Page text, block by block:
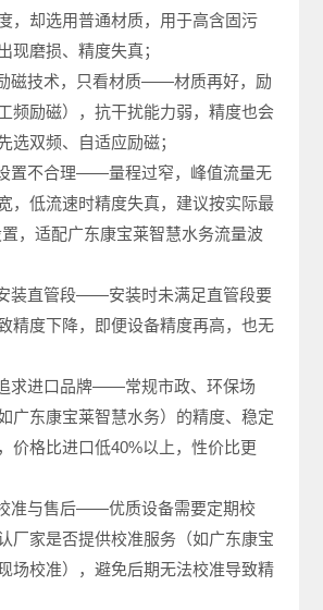
，却选用普通材质，用于高含固污
现磨损、精度失真；
磁技术，只看材质——材质再好，励
频励磁），抗干扰能力弱，精度也会
选双频、自适应励磁；
置不合理——量程过窄，峰值流量无
，低流速时精度失真，建议按实际最
，适配广东康宝莱智慧水务流量波
装直管段——安装时未满足直管段要
精度下降，即便设备精度再高，也无
求进口品牌——常规市政、环保场
广东康宝莱智慧水务）的精度、稳定
价格比进口低40%以上，性价比更
准与售后——优质设备需要定期校
厂家是否提供校准服务（如广东康宝
场校准），避免后期无法校准导致精